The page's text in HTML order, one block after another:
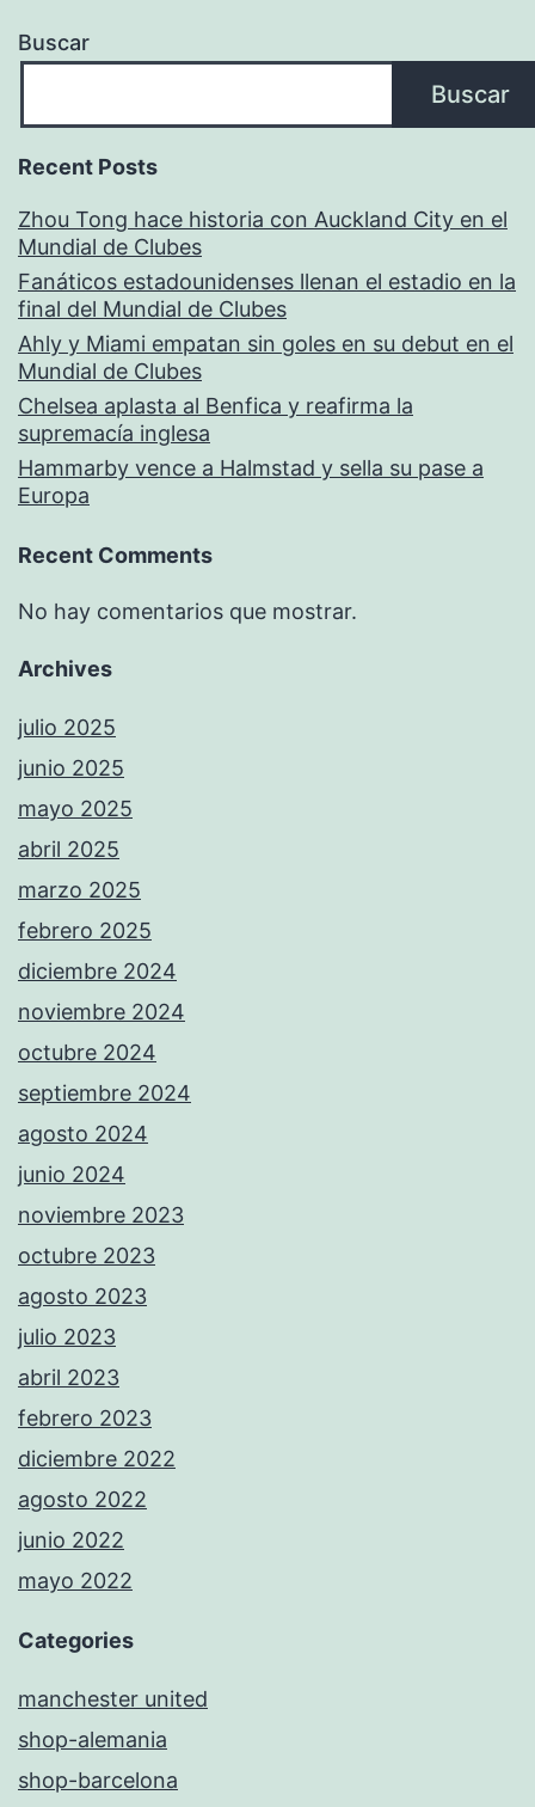
Buscar
Buscar
Recent Posts
Zhou Tong hace historia con Auckland City en el
Mundial de Clubes
Fanáticos estadounidenses llenan el estadio en la
final del Mundial de Clubes
Ahly y Miami empatan sin goles en su debut en el
Mundial de Clubes
Chelsea aplasta al Benfica y reafirma la
supremacía inglesa
Hammarby vence a Halmstad y sella su pase a
Europa
Recent Comments
No hay comentarios que mostrar.
Archives
julio 2025
junio 2025
mayo 2025
abril 2025
marzo 2025
febrero 2025
diciembre 2024
noviembre 2024
octubre 2024
septiembre 2024
agosto 2024
junio 2024
noviembre 2023
octubre 2023
agosto 2023
julio 2023
abril 2023
febrero 2023
diciembre 2022
agosto 2022
junio 2022
mayo 2022
Categories
manchester united
shop-alemania
shop-barcelona